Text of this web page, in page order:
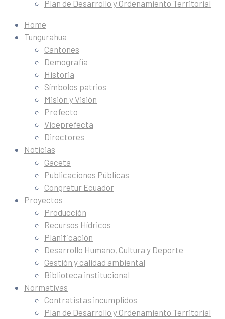
Plan de Desarrollo y Ordenamiento Territorial
Home
Tungurahua
Cantones
Demografía
Historia
Símbolos patrios
Misión y Visión
Prefecto
Viceprefecta
Directores
Noticias
Gaceta
Publicaciones Públicas
Congretur Ecuador
Proyectos
Producción
Recursos Hídricos
Planificación
Desarrollo Humano, Cultura y Deporte
Gestión y calidad ambiental
Biblioteca institucional
Normativas
Contratistas incumplidos
Plan de Desarrollo y Ordenamiento Territorial